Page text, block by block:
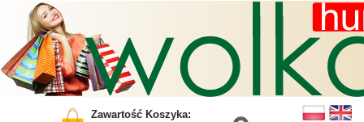
Zawartość Koszyka: